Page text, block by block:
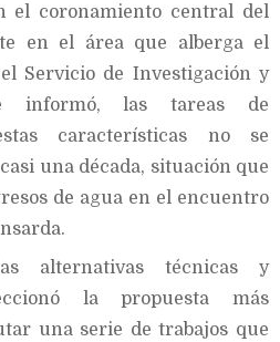
el coronamiento central del
en el área que alberga el
Servicio de Investigación y
informó, las tareas de
características no se
una década, situación que
de agua en el encuentro
alternativas técnicas y
la propuesta más
una serie de trabajos que